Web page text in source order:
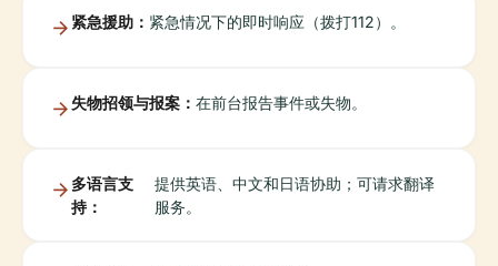
紧急援助： 紧急情况下的即时响应（拨打112）。
失物招领与报案： 在前台报告事件或失物。
多语言支
持：
提供英语、中文和日语协助；可请求翻译
服务。